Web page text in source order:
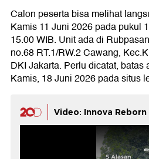
Calon peserta bisa melihat
Kamis 11 Juni 2026 pada pukul
15.00 WIB. Unit ada di
no.68 RT.1/RW.2 Cawang,
DKI Jakarta. Perlu dicatat,
Kamis, 18 Juni 2026 pada situs
Video: Innova